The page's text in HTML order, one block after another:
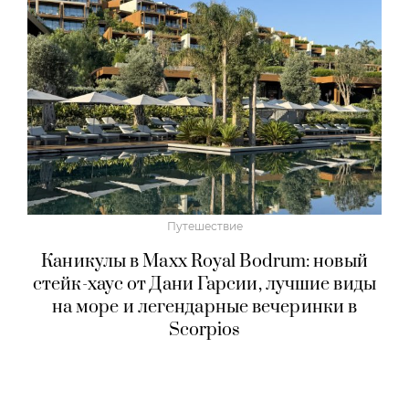
Путешествие
Каникулы в Maxx Royal Bodrum: новый
стейк-хаус от Дани Гарсии, лучшие виды
на море и легендарные вечеринки в
Scorpios